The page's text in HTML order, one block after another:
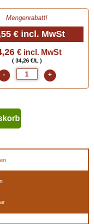
Mengenrabatt!
€ incl. MwSt
€ incl. MwSt
( 34,26 €/L )
- +